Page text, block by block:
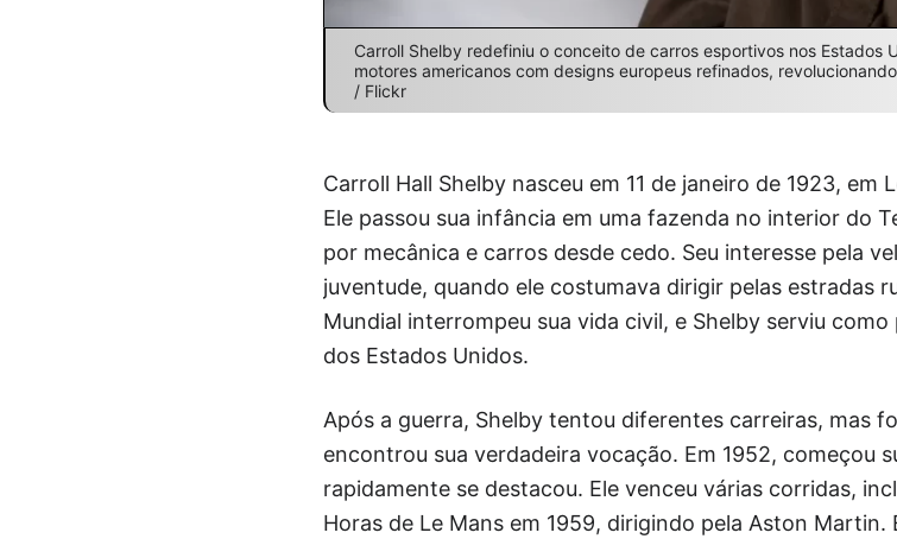
Carroll Shelby redefiniu o conceito de carros esportivos nos Estados
motores americanos com designs europeus refinados,
/ Flickr
Carroll Hall Shelby nasceu em 11 de janeiro de 1923, em
Ele passou sua infância em uma fazenda no interior do
por mecânica e carros desde cedo. Seu interesse pela
juventude, quando ele costumava dirigir pelas estradas
Mundial interrompeu sua vida civil, e Shelby serviu
dos Estados Unidos.
Após a guerra, Shelby tentou diferentes carreiras, mas
encontrou sua verdadeira vocação. Em 1952, começou
rapidamente se destacou. Ele venceu várias corridas,
Horas de Le Mans em 1959, dirigindo pela Aston